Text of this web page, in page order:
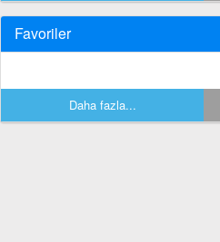
Favoriler
Daha fazla...